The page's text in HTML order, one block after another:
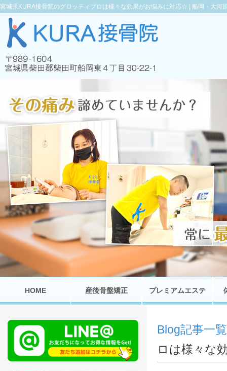
宮城県KURA接骨院のグロッティプロは様々な効果がお悩みに対応☆ | 船岡・大河
HOME 産後骨盤矯正 プレミアムエステ
Blog記事一覧
ロは様々な